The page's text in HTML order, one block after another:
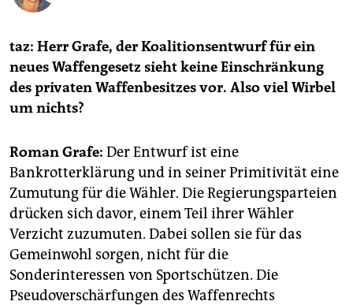
unterstützen
abo
genossenschaft
epaper login
taz: Herr Grafe, der Koalitionsentwurf für ein
neues Waffengesetz sieht keine Einschränkung
des privaten Waffenbesitzes vor. Also viel Wirbel
um nichts?
Roman Grafe: Der Entwurf ist eine
Bankrotterklärung und in seiner Primitivität eine
Zumutung für die Wähler. Die Regierungsparteien
drücken sich davor, einem Teil ihrer Wähler
Verzicht zuzumuten. Dabei sollen sie für das
Gemeinwohl sorgen, nicht für die
Sonderinteressen von Sportschützen. Die
Pseudoverschärfungen des Waffenrechts